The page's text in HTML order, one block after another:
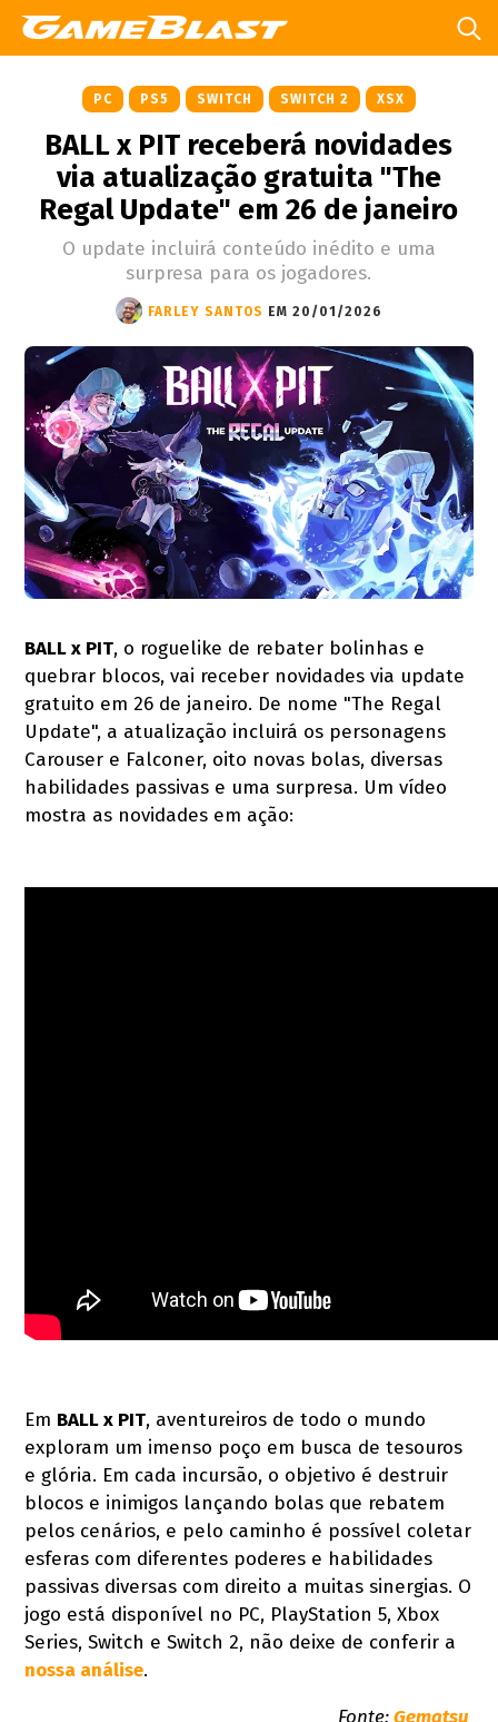
PC PS5 SWITCH SWITCH 2 XSX
BALL x PIT receberá novidades
via atualização gratuita "The
Regal Update" em 26 de janeiro
O update incluirá conteúdo inédito e uma
surpresa para os jogadores.
FARLEY SANTOS EM 20/01/2026
BALL x PIT, o roguelike de rebater bolinhas e
quebrar blocos, vai receber novidades via update
gratuito em 26 de janeiro. De nome "The Regal
Update", a atualização incluirá os personagens
Carouser e Falconer, oito novas bolas, diversas
habilidades passivas e uma surpresa. Um vídeo
mostra as novidades em ação:
Em BALL x PIT, aventureiros de todo o mundo
exploram um imenso poço em busca de tesouros
e glória. Em cada incursão, o objetivo é destruir
blocos e inimigos lançando bolas que rebatem
pelos cenários, e pelo caminho é possível coletar
esferas com diferentes poderes e habilidades
passivas diversas com direito a muitas sinergias. O
jogo está disponível no PC, PlayStation 5, Xbox
Series, Switch e Switch 2, não deixe de conferir a
nossa análise.
Fonte:Gematsu